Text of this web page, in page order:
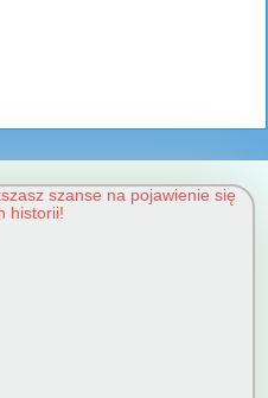
szanse na pojawienie się
historii!